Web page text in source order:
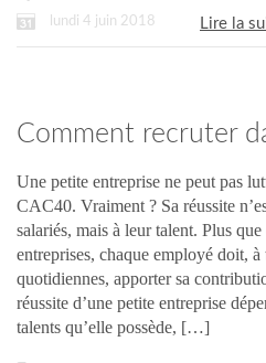
lundi 4 juin 2018 Lire la
Comment recruter
entreprise ?
Une petite entreprise ne peut pas
CAC40. Vraiment ? Sa réussite
salariés, mais à leur talent. Plus que
entreprises, chaque employé doit, à
quotidiennes, apporter sa
réussite d’une petite entreprise
talents qu’elle possède, […]